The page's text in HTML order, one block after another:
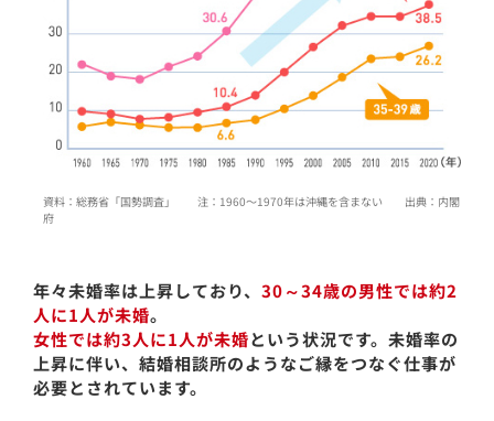
資料：総務省「国勢調査」 注：1960〜1970年は沖縄を含まない 出典：内閣
府
年々未婚率は上昇しており、 30～34歳の男性では約2
人に1人が未婚。
女性では約3人に1人が未婚という状況です。未婚率の
上昇に伴い、結婚相談所のようなご縁をつなぐ仕事が
必要とされています。